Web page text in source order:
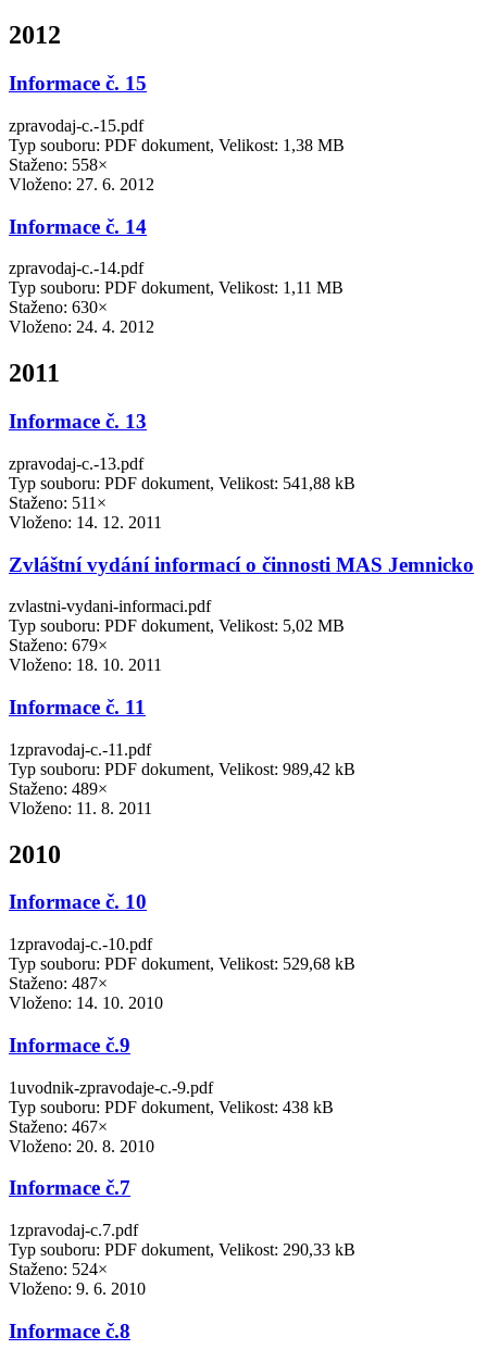
2012
Informace č. 15
zpravodaj-c.-15.pdf
Typ souboru: PDF dokument, Velikost: 1,38 MB
Staženo: 558×
Vloženo: 27. 6. 2012
Informace č. 14
zpravodaj-c.-14.pdf
Typ souboru: PDF dokument, Velikost: 1,11 MB
Staženo: 630×
Vloženo: 24. 4. 2012
2011
Informace č. 13
zpravodaj-c.-13.pdf
Typ souboru: PDF dokument, Velikost: 541,88 kB
Staženo: 511×
Vloženo: 14. 12. 2011
Zvláštní vydání informací o činnosti MAS Jemnicko
zvlastni-vydani-informaci.pdf
Typ souboru: PDF dokument, Velikost: 5,02 MB
Staženo: 679×
Vloženo: 18. 10. 2011
Informace č. 11
1zpravodaj-c.-11.pdf
Typ souboru: PDF dokument, Velikost: 989,42 kB
Staženo: 489×
Vloženo: 11. 8. 2011
2010
Informace č. 10
1zpravodaj-c.-10.pdf
Typ souboru: PDF dokument, Velikost: 529,68 kB
Staženo: 487×
Vloženo: 14. 10. 2010
Informace č.9
1uvodnik-zpravodaje-c.-9.pdf
Typ souboru: PDF dokument, Velikost: 438 kB
Staženo: 467×
Vloženo: 20. 8. 2010
Informace č.7
1zpravodaj-c.7.pdf
Typ souboru: PDF dokument, Velikost: 290,33 kB
Staženo: 524×
Vloženo: 9. 6. 2010
Informace č.8